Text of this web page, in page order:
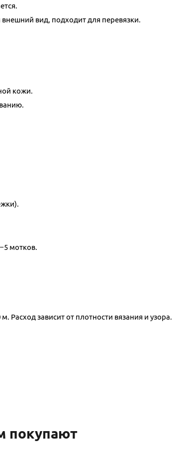
внешний вид, подходит для перевязки.
кожи.
мотков.
Расход зависит от плотности вязания и узора.
покупают